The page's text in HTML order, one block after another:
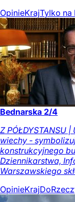
OpinieKrajTylko na
Bednarska 2/4
Z PÓŁDYSTANSU
wiechy -
konstrukcyjnego
Dziennikarstwa,
Warszawskiego
OpinieKraj